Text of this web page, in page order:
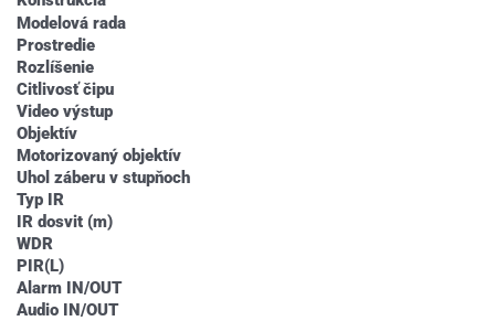
Modelová rada
Prostredie
Rozlíšenie
Citlivosť čipu
Video výstup
Objektív
Motorizovaný objektív
Uhol záberu v stupňoch
Typ IR
IR dosvit (m)
WDR
PIR(L)
Alarm IN/OUT
Audio IN/OUT